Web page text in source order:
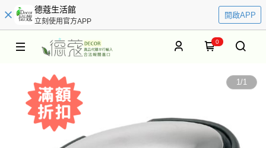
德蔻生活館
立刻使用官方APP
開啟APP
0
1/1